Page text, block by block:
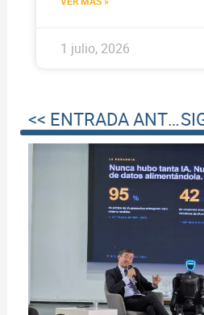
1 julio, 2026
<< ENTRADA ANTERIOR